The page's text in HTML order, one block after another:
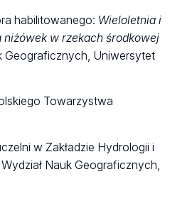
habilitowanego: Wieloletnia i
niżówek w rzekach środkowej
Geograficznych, Uniwersytet
Towarzystwa
w Zakładzie Hydrologii i
Nauk Geograficznych,